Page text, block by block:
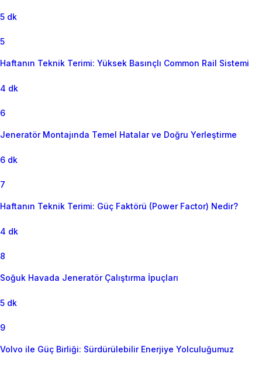
5 dk
5
Haftanın Teknik Terimi: Yüksek Basınçlı Common Rail Sistemi
4 dk
6
Jeneratör Montajında Temel Hatalar ve Doğru Yerleştirme
6 dk
7
Haftanın Teknik Terimi: Güç Faktörü (Power Factor) Nedir?
4 dk
8
Soğuk Havada Jeneratör Çalıştırma İpuçları
5 dk
9
Volvo ile Güç Birliği: Sürdürülebilir Enerjiye Yolculuğumuz